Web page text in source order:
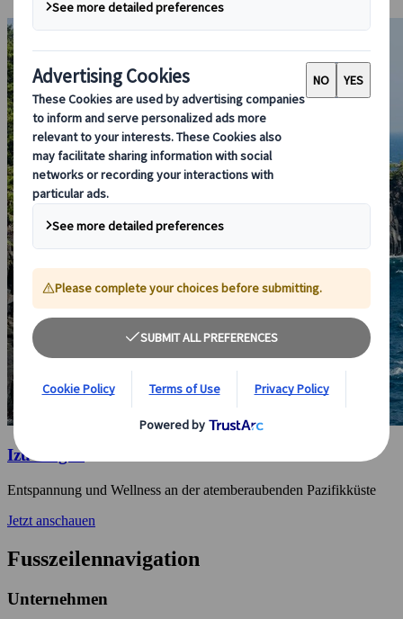
Izu-Kogen
Entspannung und Wellness an der atemberaubenden Pazifikküste
Jetzt anschauen
Fusszeilennavigation
Unternehmen